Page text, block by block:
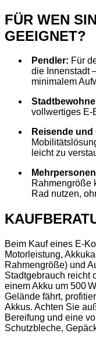
FÜR WEN
GEEIGNET?
Pendler: Für
die Innenstadt
minimalem
vollwertiges
Reisende und
leicht zu
Rahmengröße
Rad nutzen,
Beim Kauf eines
Motorleistung,
Rahmengröße) und
Stadtgebrauch reicht
einem Akku um 500
Gelände fährt,
Akkus. Achten Sie
Bereifung und eine
Schutzbleche,